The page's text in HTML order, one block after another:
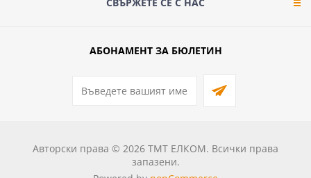
АБОНАМЕНТ ЗА БЮЛЕТИН
Авторски права © 2026 ТМТ ЕЛКОМ. Всички права
запазени.